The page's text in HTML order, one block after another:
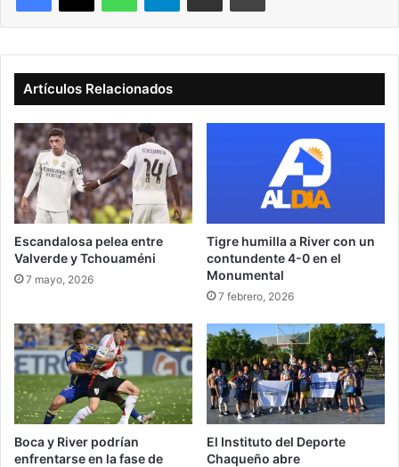
Artículos Relacionados
Escandalosa pelea entre
Valverde y Tchouaméni
7 mayo, 2026
Tigre humilla a River con un
contundente 4-0 en el
Monumental
7 febrero, 2026
Boca y River podrían
enfrentarse en la fase de
El Instituto del Deporte
Chaqueño abre